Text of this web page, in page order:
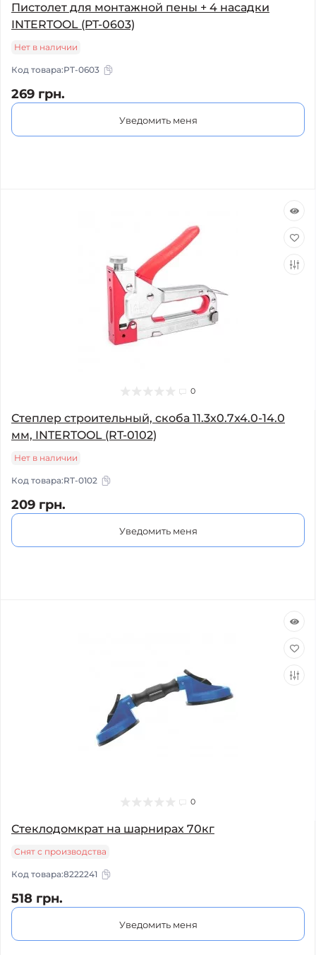
Пистолет для монтажной пены + 4 насадки
INTERTOOL (PT-0603)
Нет в наличии
Код товара:PT-0603
269 грн.
Уведомить меня
0
Степлер строительный, скоба 11.3x0.7x4.0-14.0
мм, INTERTOOL (RT-0102)
Нет в наличии
Код товара:RT-0102
209 грн.
Уведомить меня
0
Стеклодомкрат на шарнирах 70кг
Снят с производства
Код товара:8222241
518 грн.
Уведомить меня